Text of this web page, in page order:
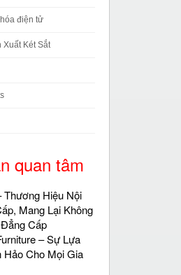
điện tử
Xuất Két Sắt
quan tâm
Thương Hiệu Nội
Mang Lại Không
Cấp
– Sự Lựa
Hảo Cho Mọi Gia